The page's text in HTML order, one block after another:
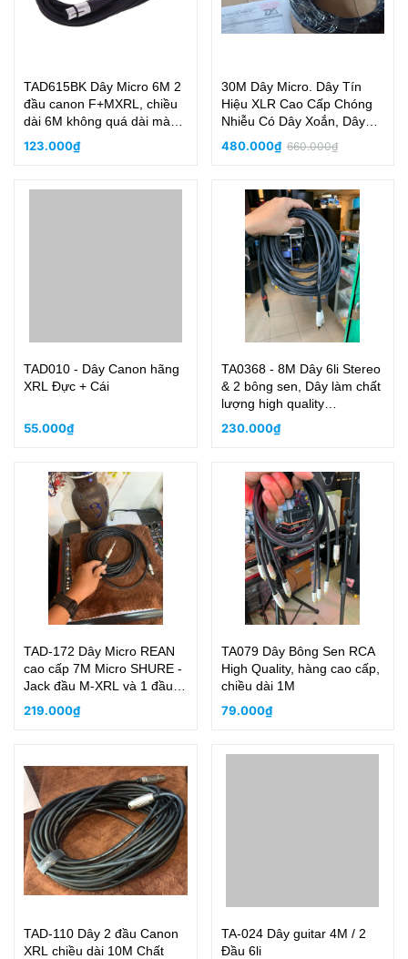
TAD615BK Dây Micro 6M 2
đầu canon F+MXRL, chiều
dài 6M không quá dài mà
cũng không quá ngắn, phù
hợp hầu hết các sân khấu
123.000₫
30M Dây Micro. Dây Tín
Hiệu XLR Cao Cấp Chóng
Nhiễu Có Dây Xoắn, Dây
Dù, Lớp Bạc, Siêu Mãnh
480.000₫660.000₫
TAD010 - Dây Canon hãng
XRL Đực + Cái
55.000₫
TA0368 - 8M Dây 6li Stereo
& 2 bông sen, Dây làm chất
lượng high quality
professional!
230.000₫
TAD-172 Dây Micro REAN
cao cấp 7M Micro SHURE -
Jack đầu M-XRL và 1 đầu
6.3mm (Canon cái và 6li)
219.000₫
TA079 Dây Bông Sen RCA
High Quality, hàng cao cấp,
chiều dài 1M
79.000₫
TAD-110 Dây 2 đầu Canon
XRL chiều dài 10M Chất
TA-024 Dây guitar 4M / 2
Đầu 6li